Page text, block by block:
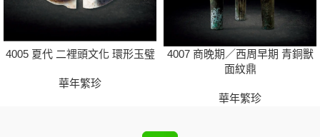
4005 夏代 二裡頭文化 環形玉璧
華年繁珍
4007 商晚期／西周早期 青銅獸
面紋鼎
華年繁珍